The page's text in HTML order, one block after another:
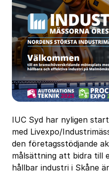
IUC Syd har nyligen
med Livexpo/
den företagsstödjande
målsättning att bidra till
hållbar industri i Skåne